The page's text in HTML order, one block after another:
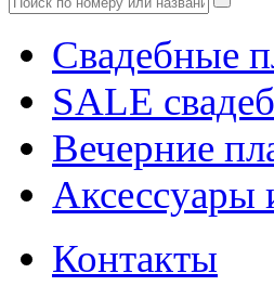
Свадебные
SALE
Вечерние
Аксессуары
Контакты